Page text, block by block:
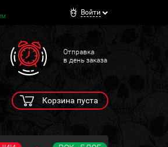
Войти
Отправка
в день заказа
Корзина пуста